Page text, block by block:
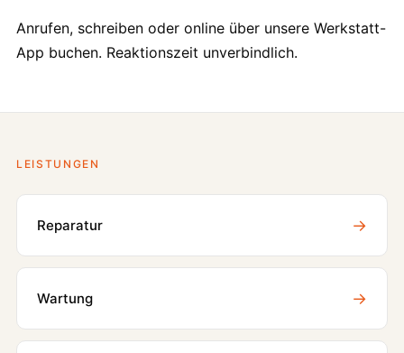
Anrufen, schreiben oder online über unsere Werkstatt-
App buchen. Reaktionszeit unverbindlich.
LEISTUNGEN
Reparatur →
Wartung →